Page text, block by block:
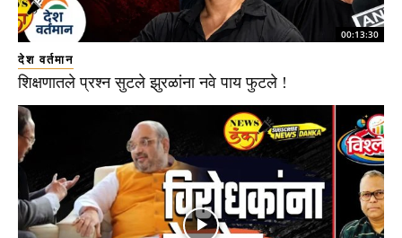
00:13:30
देश वर्तमान
शिक्षणातले प्रश्न सुटले झुरळांना नवे पाय फुटले !